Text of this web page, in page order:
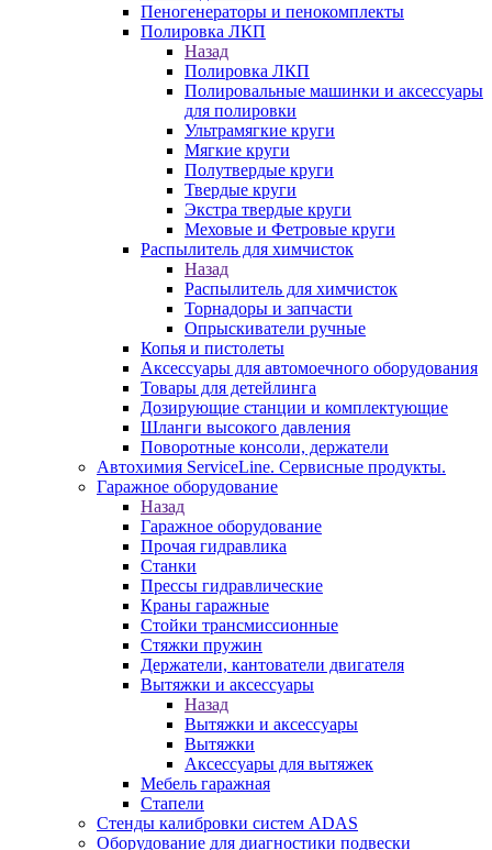
Пеногенераторы и пенокомплекты
Полировка ЛКП
Назад
Полировка ЛКП
Полировальные машинки и аксессуары
для полировки
Ультрамягкие круги
Мягкие круги
Полутвердые круги
Твердые круги
Экстра твердые круги
Меховые и Фетровые круги
Распылитель для химчисток
Назад
Распылитель для химчисток
Торнадоры и запчасти
Опрыскиватели ручные
Копья и пистолеты
Аксессуары для автомоечного оборудования
Товары для детейлинга
Дозирующие станции и комплектующие
Шланги высокого давления
Поворотные консоли, держатели
Автохимия ServiceLine. Сервисные продукты.
Гаражное оборудование
Назад
Гаражное оборудование
Прочая гидравлика
Станки
Прессы гидравлические
Краны гаражные
Стойки трансмиссионные
Стяжки пружин
Держатели, кантователи двигателя
Вытяжки и аксессуары
Назад
Вытяжки и аксессуары
Вытяжки
Аксессуары для вытяжек
Мебель гаражная
Стапели
Стенды калибровки систем ADAS
Оборудование для диагностики подвески